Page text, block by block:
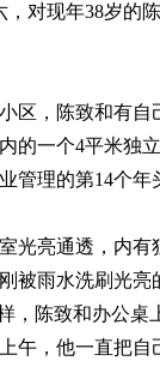
，对现年38岁的
区，陈致和有
的一个4平米独
管理的第14个年
光亮通透，内有
被雨水洗刷光亮
，陈致和办公桌
午，他一直把自